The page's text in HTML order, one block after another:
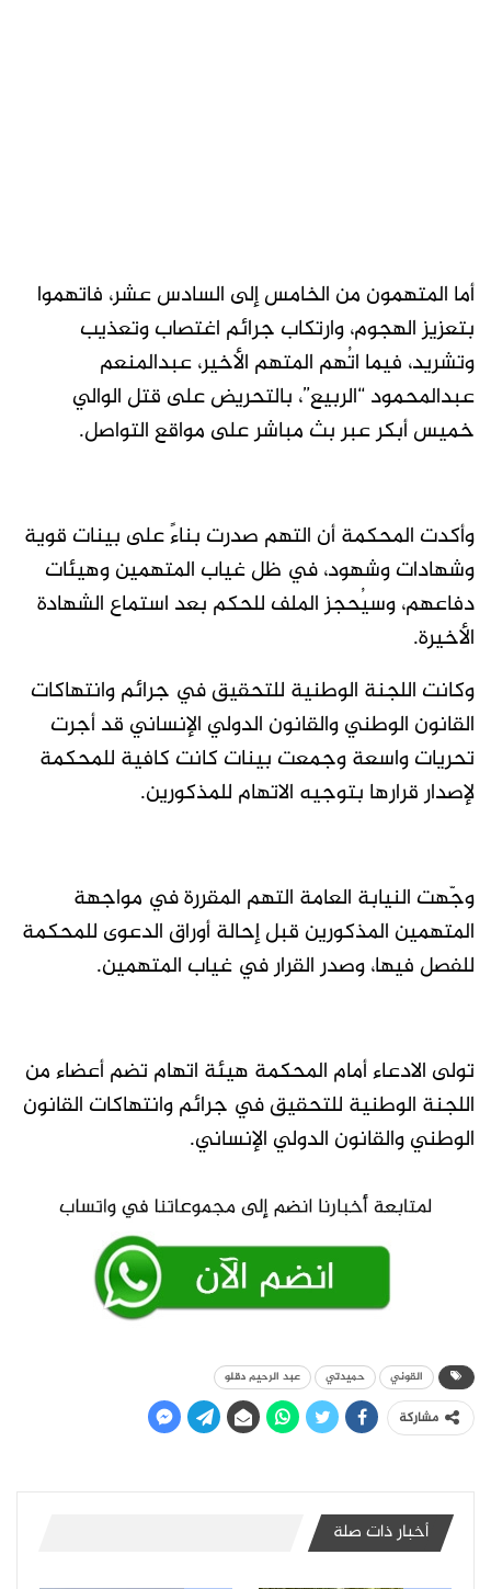
أما المتهمون من الخامس إلى السادس عشر، فاتهموا
بتعزيز الهجوم، وارتكاب جرائم اغتصاب وتعذيب
وتشريد، فيما اتُهم المتهم الأخير، عبدالمنعم
عبدالمحمود “الربيع”، بالتحريض على قتل الوالي
خميس أبكر عبر بث مباشر على مواقع التواصل.
وأكدت المحكمة أن التهم صدرت بناءً على بينات قوية
وشهادات وشهود، في ظل غياب المتهمين وهيئات
دفاعهم، وسيُحجز الملف للحكم بعد استماع الشهادة
الأخيرة.
وكانت اللجنة الوطنية للتحقيق في جرائم وانتهاكات
القانون الوطني والقانون الدولي الإنساني قد أجرت
تحريات واسعة وجمعت بينات كانت كافية للمحكمة
لإصدار قرارها بتوجيه الاتهام للمذكورين.
وجّهت النيابة العامة التهم المقررة في مواجهة
المتهمين المذكورين قبل إحالة أوراق الدعوى للمحكمة
للفصل فيها، وصدر القرار في غياب المتهمين.
تولى الادعاء أمام المحكمة هيئة اتهام تضم أعضاء من
اللجنة الوطنية للتحقيق في جرائم وانتهاكات القانون
الوطني والقانون الدولي الإنساني.
القوني حميدتي عبد الرحيم دقلو
مشاركة
أخبار ذات صلة